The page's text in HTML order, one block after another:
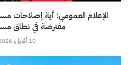
الإعلام العمومي: أية إصلاحات
مفترضة في نطاق
10 أفريل، 2026